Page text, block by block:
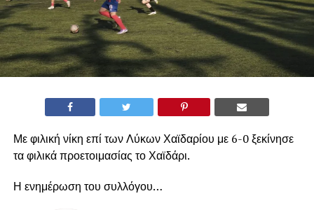
Με φιλική νίκη επί των Λύκων Χαϊδαρίου με 6-0 ξεκίνησε
τα φιλικά προετοιμασίας το Χαϊδάρι.
Η ενημέρωση του συλλόγου…